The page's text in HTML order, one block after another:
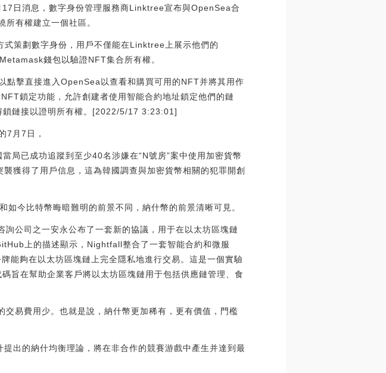
日消息，數字身份管理服務商Linktree宣布與OpenSea合
有權建立一個社區。
策劃數字身份，用戶不僅能在Linktree上展示他們的
錢包以驗證NFT集合所有權。
擊直接進入OpenSea以查看和購買可用的NFT并將其用作
鎖定功能，允許創建者使用智能合約地址鎖定他們的鏈
鎖鏈接以證明所有權。[2022/5/17 3:23:01]
7月7日，
局已成功追蹤到至少40名涉嫌在“N號房”案中使用加密貨幣
獲得了用戶信息，這為韓國調查與加密貨幣相關的犯罪開創
今比特幣晦暗難明的前景不同，納什幣的前景清晰可見。
公司之一安永公布了一套新的協議，用于在以太坊區塊鏈
上的描述顯示，Nightfall整合了一套智能合約和微服
夠在以太坊區塊鏈上完全隱私地進行交易。這是一個實驗
旨在幫助企業客戶將以太坊區塊鏈用于包括供應鏈管理、食
易費用少。也就是說，納什幣更加稀有，更有價值，門檻
出的納什均衡理論，將在非合作的競賽游戲中產生并達到最